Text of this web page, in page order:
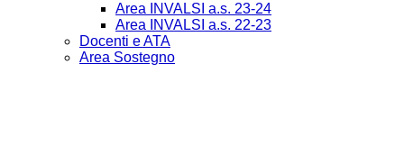
Area INVALSI a.s. 23-24
Area INVALSI a.s. 22-23
Docenti e ATA
Area Sostegno